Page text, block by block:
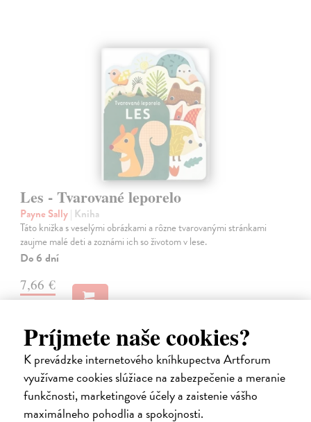
Príjmete naše cookies?
K prevádzke internetového kníhkupectva Artforum
využívame cookies slúžiace na zabezpečenie a meranie
funkčnosti, marketingové účely a zaistenie vášho
maximálneho pohodlia a spokojnosti.
Les - Tvarované leporelo
Payne Sally| Kniha
Táto knižka s veselými obrázkami a rôzne tvarovanými stránkami
zaujme malé deti a zoznámi ich so životom v lese.
Do 6 dní
7,66 €